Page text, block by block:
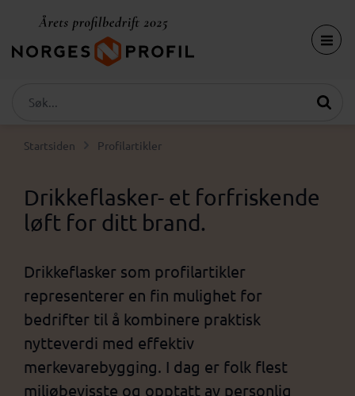
Startsiden Profilartikler
Drikkeflasker- et forfriskende
løft for ditt brand.
Drikkeflasker som profilartikler
representerer en fin mulighet for
bedrifter til å kombinere praktisk
nytteverdi med effektiv
merkevarebygging. I dag er folk flest
miljøbevisste og opptatt av personlig